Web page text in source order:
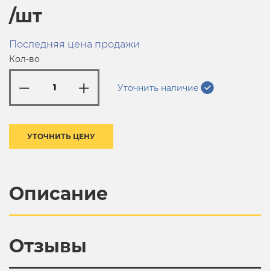
/шт
Последняя цена продажи
Кол-во
Уточнить наличие
УТОЧНИТЬ ЦЕНУ
Описание
Отзывы